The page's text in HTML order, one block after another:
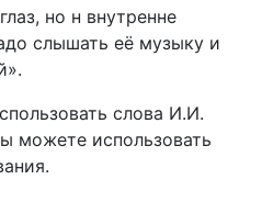
но н внутренне
слышать её музыку и
слова И.И.
можете использовать